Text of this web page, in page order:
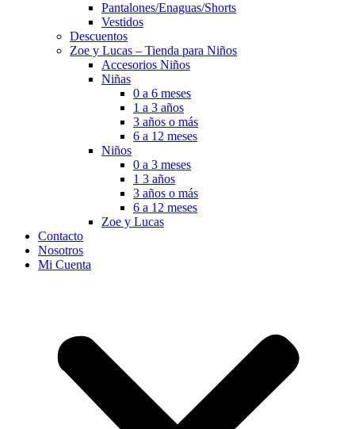
Pantalones/Enaguas/Shorts
Vestidos
Descuentos
Zoe y Lucas – Tienda para Niños
Accesorios Niños
Niñas
0 a 6 meses
1 a 3 años
3 años o más
6 a 12 meses
Niños
0 a 3 meses
1 3 años
3 años o más
6 a 12 meses
Zoe y Lucas
Contacto
Nosotros
Mi Cuenta